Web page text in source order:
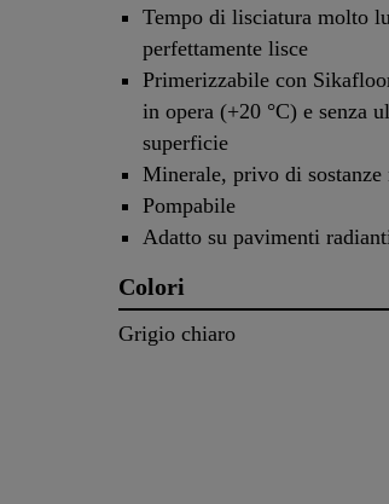
Tempo di lisciatura molto
perfettamente lisce
Primerizzabile con
in opera (+20 °C) e senza
superficie
Minerale, privo di
Pompabile
Adatto su pavimenti
Colori
Grigio chiaro